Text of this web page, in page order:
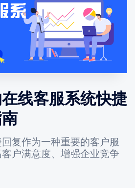
Search 美洽博客
线客服系统快捷
复作为一种重要的客户服
户满意度、增强企业竞争